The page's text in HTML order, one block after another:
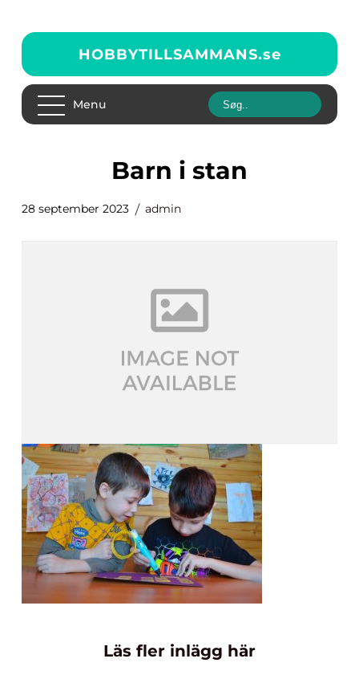
HOBBYTILLSAMMANS.se
Menu
barn i stan
28 september 2023 admin
Läs fler inlägg här